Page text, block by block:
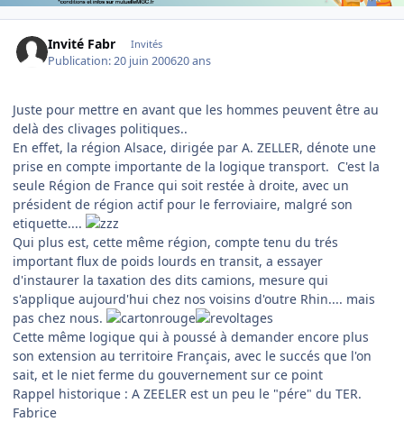
Invité Fabr Invités
Publication:20 juin 200620 ans
Juste pour mettre en avant que les hommes peuvent être au
delà des clivages politiques..
En effet, la région Alsace, dirigée par A. ZELLER, dénote une
prise en compte importante de la logique transport. C'est la
seule Région de France qui soit restée à droite, avec un
président de région actif pour le ferroviaire, malgré son
etiquette....
Qui plus est, cette même région, compte tenu du trés
important flux de poids lourds en transit, a essayer
d'instaurer la taxation des dits camions, mesure qui
s'applique aujourd'hui chez nos voisins d'outre Rhin.... mais
pas chez nous.
Cette même logique qui à poussé à demander encore plus
son extension au territoire Français, avec le succés que l'on
sait, et le niet ferme du gouvernement sur ce point
Rappel historique : A ZEELER est un peu le "pére" du TER.
Fabrice